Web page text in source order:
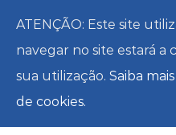
ATENÇÃO: Este site
navegar no site estará a
sua utilização. Saiba
de cookies.